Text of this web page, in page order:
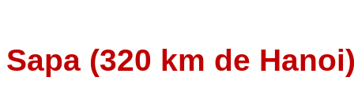
Sapa (320 km de